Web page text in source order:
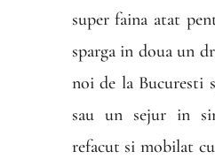
super faina atat
sparga in doua un
noi de la Bucuresti
sau un sejur in
refacut si mobilat